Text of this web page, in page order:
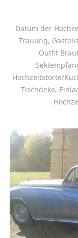
Datum der
Trauung,
Outfit
Hochzeitstorte/
Tischdeko,